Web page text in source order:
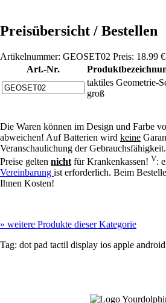
Preisübersicht / Bestellen
Artikelnummer: GEOSET02 Preis: 18.99 €
Art.-Nr.
taktiles Geometrie-
groß
Die Waren können im Design und Farbe
abweichen! Auf Batterien wird keine
Veranschaulichung der
Preise gelten nicht für Krankenkassen! V:
Vereinbarung ist erforderlich. Beim
Ihnen Kosten!
» weitere Produkte dieser Kategorie
Tag: dot pad tactil display ios apple android